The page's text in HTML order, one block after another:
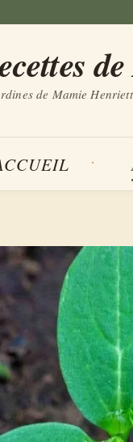
de Mamie